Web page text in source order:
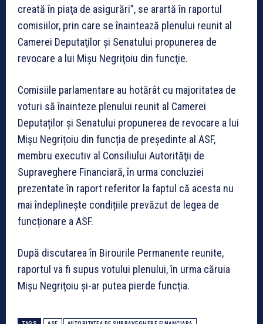
creată în piaţa de asigurări”, se arartă în raportul
comisiilor, prin care se înaintează plenului reunit al
Camerei Deputaţilor şi Senatului propunerea de
revocare a lui Mişu Negriţoiu din funcţie.
Comisiile parlamentare au hotărât cu majoritatea de
voturi să înainteze plenului reunit al Camerei
Deputaților și Senatului propunerea de revocare a lui
Mișu Negrițoiu din funcția de preşedinte al ASF,
membru executiv al Consiliului Autorităţii de
Supraveghere Financiară, în urma concluziei
prezentate în raport referitor la faptul că acesta nu
mai îndeplinește condițiile prevăzut de legea de
funcționare a ASF.
După discutarea în Birourile Permanente reunite,
raportul va fi supus votului plenului, în urma căruia
Mişu Negriţoiu şi-ar putea pierde funcţia.